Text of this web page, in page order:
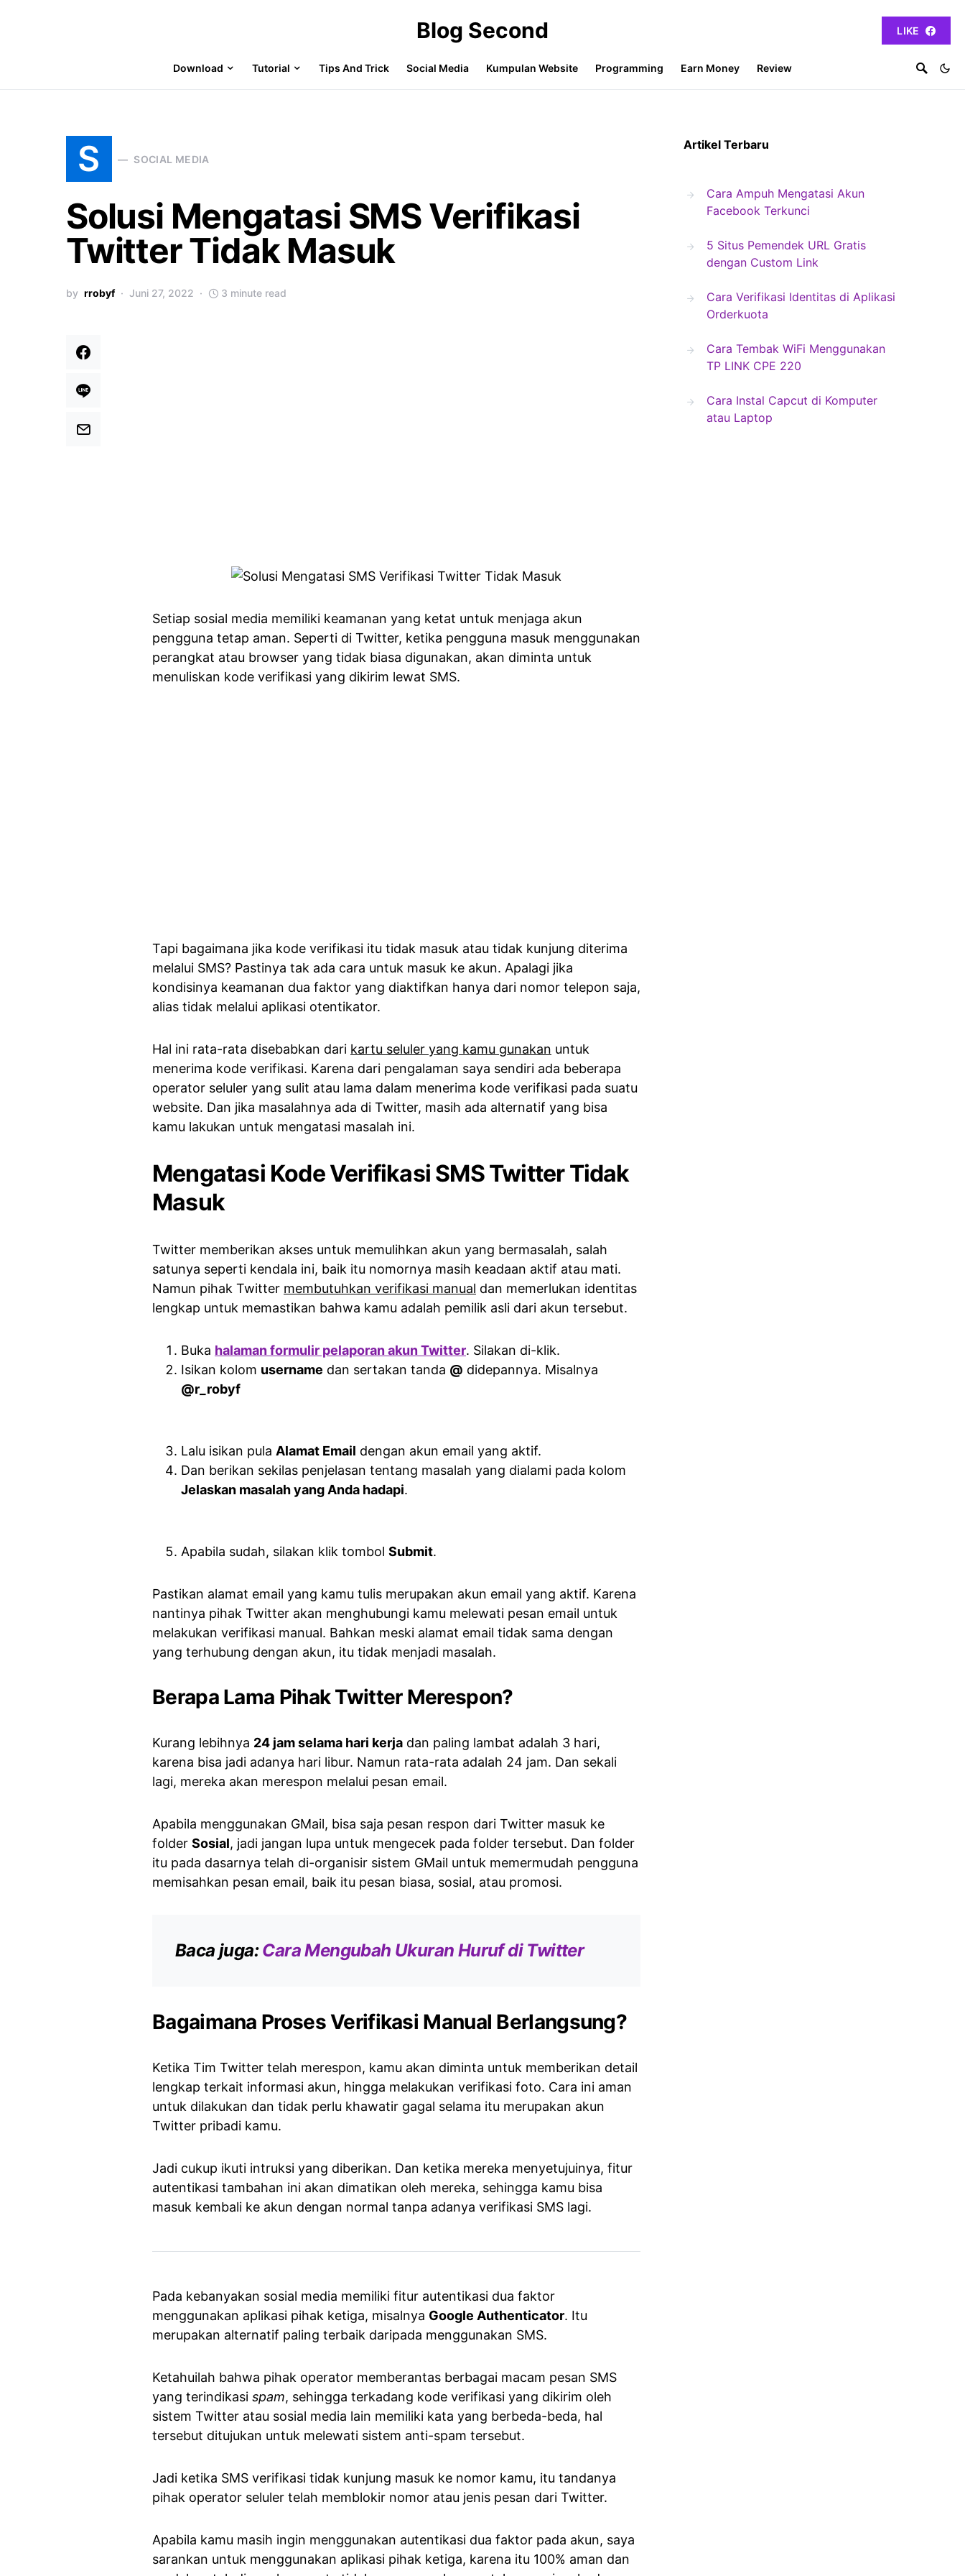
Blog Second LIKE
Download Tutorial Tips And Trick Social Media Kumpulan Website Programming Earn Money Review
S SOCIAL MEDIA
Solusi Mengatasi SMS Verifikasi
Twitter Tidak Masuk
by rrobyf Juni 27, 2022 3 minute read
Setiap sosial media memiliki keamanan yang ketat untuk menjaga akun
pengguna tetap aman. Seperti di Twitter, ketika pengguna masuk menggunakan
perangkat atau browser yang tidak biasa digunakan, akan diminta untuk
menuliskan kode verifikasi yang dikirim lewat SMS.
Tapi bagaimana jika kode verifikasi itu tidak masuk atau tidak kunjung diterima
melalui SMS? Pastinya tak ada cara untuk masuk ke akun. Apalagi jika
kondisinya keamanan dua faktor yang diaktifkan hanya dari nomor telepon saja,
alias tidak melalui aplikasi otentikator.
Hal ini rata-rata disebabkan dari kartu seluler yang kamu gunakan untuk
menerima kode verifikasi. Karena dari pengalaman saya sendiri ada beberapa
operator seluler yang sulit atau lama dalam menerima kode verifikasi pada suatu
website. Dan jika masalahnya ada di Twitter, masih ada alternatif yang bisa
kamu lakukan untuk mengatasi masalah ini.
Mengatasi Kode Verifikasi SMS Twitter Tidak
Masuk
Twitter memberikan akses untuk memulihkan akun yang bermasalah, salah
satunya seperti kendala ini, baik itu nomornya masih keadaan aktif atau mati.
Namun pihak Twitter membutuhkan verifikasi manual dan memerlukan identitas
lengkap untuk memastikan bahwa kamu adalah pemilik asli dari akun tersebut.
Buka halaman formulir pelaporan akun Twitter. Silakan di-klik.
Isikan kolom username dan sertakan tanda @ didepannya. Misalnya
@r_robyf
Lalu isikan pula Alamat Email dengan akun email yang aktif.
Dan berikan sekilas penjelasan tentang masalah yang dialami pada kolom
Jelaskan masalah yang Anda hadapi.
Apabila sudah, silakan klik tombol Submit.
Pastikan alamat email yang kamu tulis merupakan akun email yang aktif. Karena
nantinya pihak Twitter akan menghubungi kamu melewati pesan email untuk
melakukan verifikasi manual. Bahkan meski alamat email tidak sama dengan
yang terhubung dengan akun, itu tidak menjadi masalah.
Berapa Lama Pihak Twitter Merespon?
Kurang lebihnya 24 jam selama hari kerja dan paling lambat adalah 3 hari,
karena bisa jadi adanya hari libur. Namun rata-rata adalah 24 jam. Dan sekali
lagi, mereka akan merespon melalui pesan email.
Apabila menggunakan GMail, bisa saja pesan respon dari Twitter masuk ke
folder Sosial, jadi jangan lupa untuk mengecek pada folder tersebut. Dan folder
itu pada dasarnya telah di-organisir sistem GMail untuk memermudah pengguna
memisahkan pesan email, baik itu pesan biasa, sosial, atau promosi.
Baca juga:Cara Mengubah Ukuran Huruf di Twitter
Bagaimana Proses Verifikasi Manual Berlangsung?
Ketika Tim Twitter telah merespon, kamu akan diminta untuk memberikan detail
lengkap terkait informasi akun, hingga melakukan verifikasi foto. Cara ini aman
untuk dilakukan dan tidak perlu khawatir gagal selama itu merupakan akun
Twitter pribadi kamu.
Jadi cukup ikuti intruksi yang diberikan. Dan ketika mereka menyetujuinya, fitur
autentikasi tambahan ini akan dimatikan oleh mereka, sehingga kamu bisa
masuk kembali ke akun dengan normal tanpa adanya verifikasi SMS lagi.
Pada kebanyakan sosial media memiliki fitur autentikasi dua faktor
menggunakan aplikasi pihak ketiga, misalnya Google Authenticator. Itu
merupakan alternatif paling terbaik daripada menggunakan SMS.
Ketahuilah bahwa pihak operator memberantas berbagai macam pesan SMS
yang terindikasi spam, sehingga terkadang kode verifikasi yang dikirim oleh
sistem Twitter atau sosial media lain memiliki kata yang berbeda-beda, hal
tersebut ditujukan untuk melewati sistem anti-spam tersebut.
Jadi ketika SMS verifikasi tidak kunjung masuk ke nomor kamu, itu tandanya
pihak operator seluler telah memblokir nomor atau jenis pesan dari Twitter.
Apabila kamu masih ingin menggunakan autentikasi dua faktor pada akun, saya
sarankan untuk menggunakan aplikasi pihak ketiga, karena itu 100% aman dan
Artikel Terbaru
Cara Ampuh Mengatasi Akun
Facebook Terkunci
5 Situs Pemendek URL Gratis
dengan Custom Link
Cara Verifikasi Identitas di Aplikasi
Orderkuota
Cara Tembak WiFi Menggunakan
TP LINK CPE 220
Cara Instal Capcut di Komputer
atau Laptop